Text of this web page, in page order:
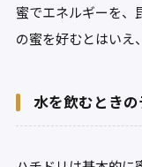
蜜でエネルギーを、
の蜜を好むとはいえ
水を飲むとき